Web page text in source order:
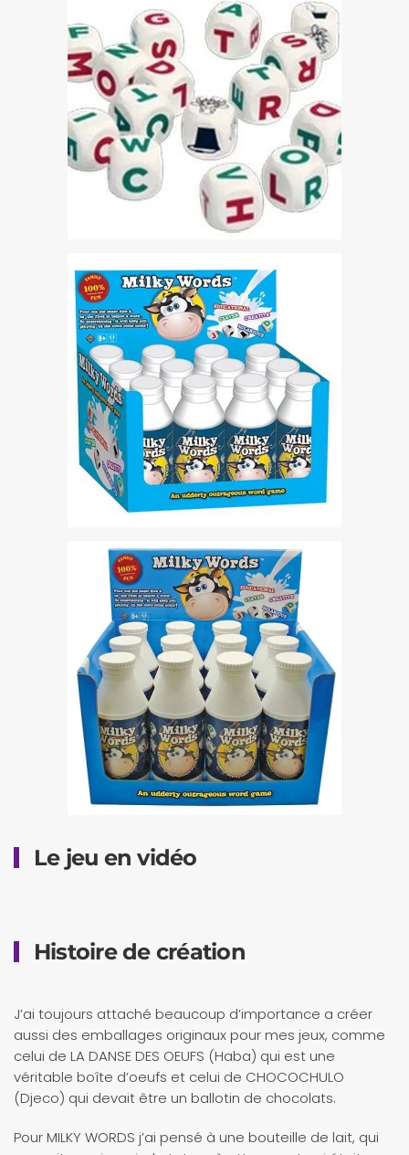
Le jeu en vidéo
Histoire de création
J’ai toujours attaché beaucoup d’importance a créer
aussi des emballages originaux pour mes jeux, comme
celui de LA DANSE DES OEUFS (Haba) qui est une
véritable boîte d’oeufs et celui de CHOCOCHULO
(Djeco) qui devait être un ballotin de chocolats.
Pour MILKY WORDS j’ai pensé à une bouteille de lait, qui